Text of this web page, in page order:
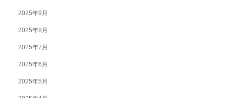
2025年9月
2025年8月
2025年7月
2025年6月
2025年5月